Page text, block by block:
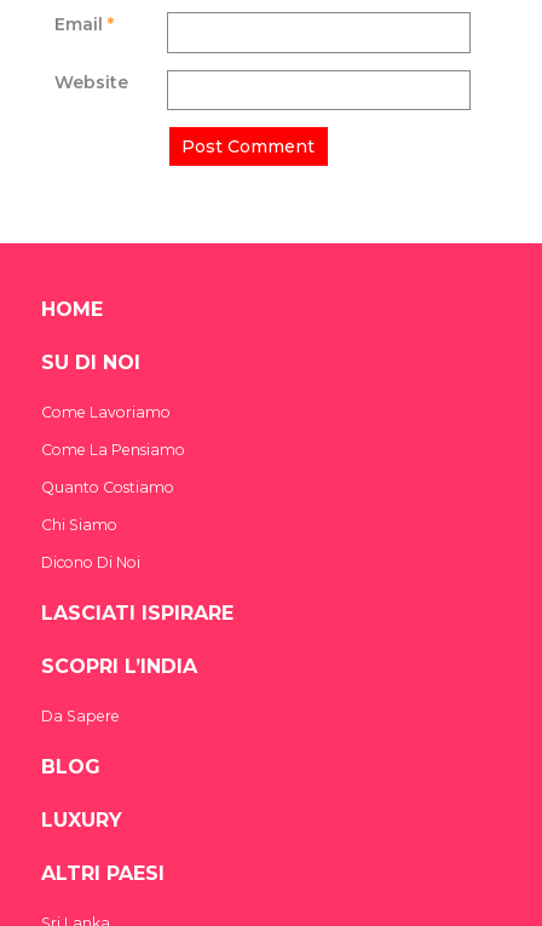
Email *
Website
HOME
SU DI NOI
Come Lavoriamo
Come La Pensiamo
Quanto Costiamo
Chi Siamo
Dicono Di Noi
LASCIATI ISPIRARE
SCOPRI L’INDIA
Da Sapere
BLOG
LUXURY
ALTRI PAESI